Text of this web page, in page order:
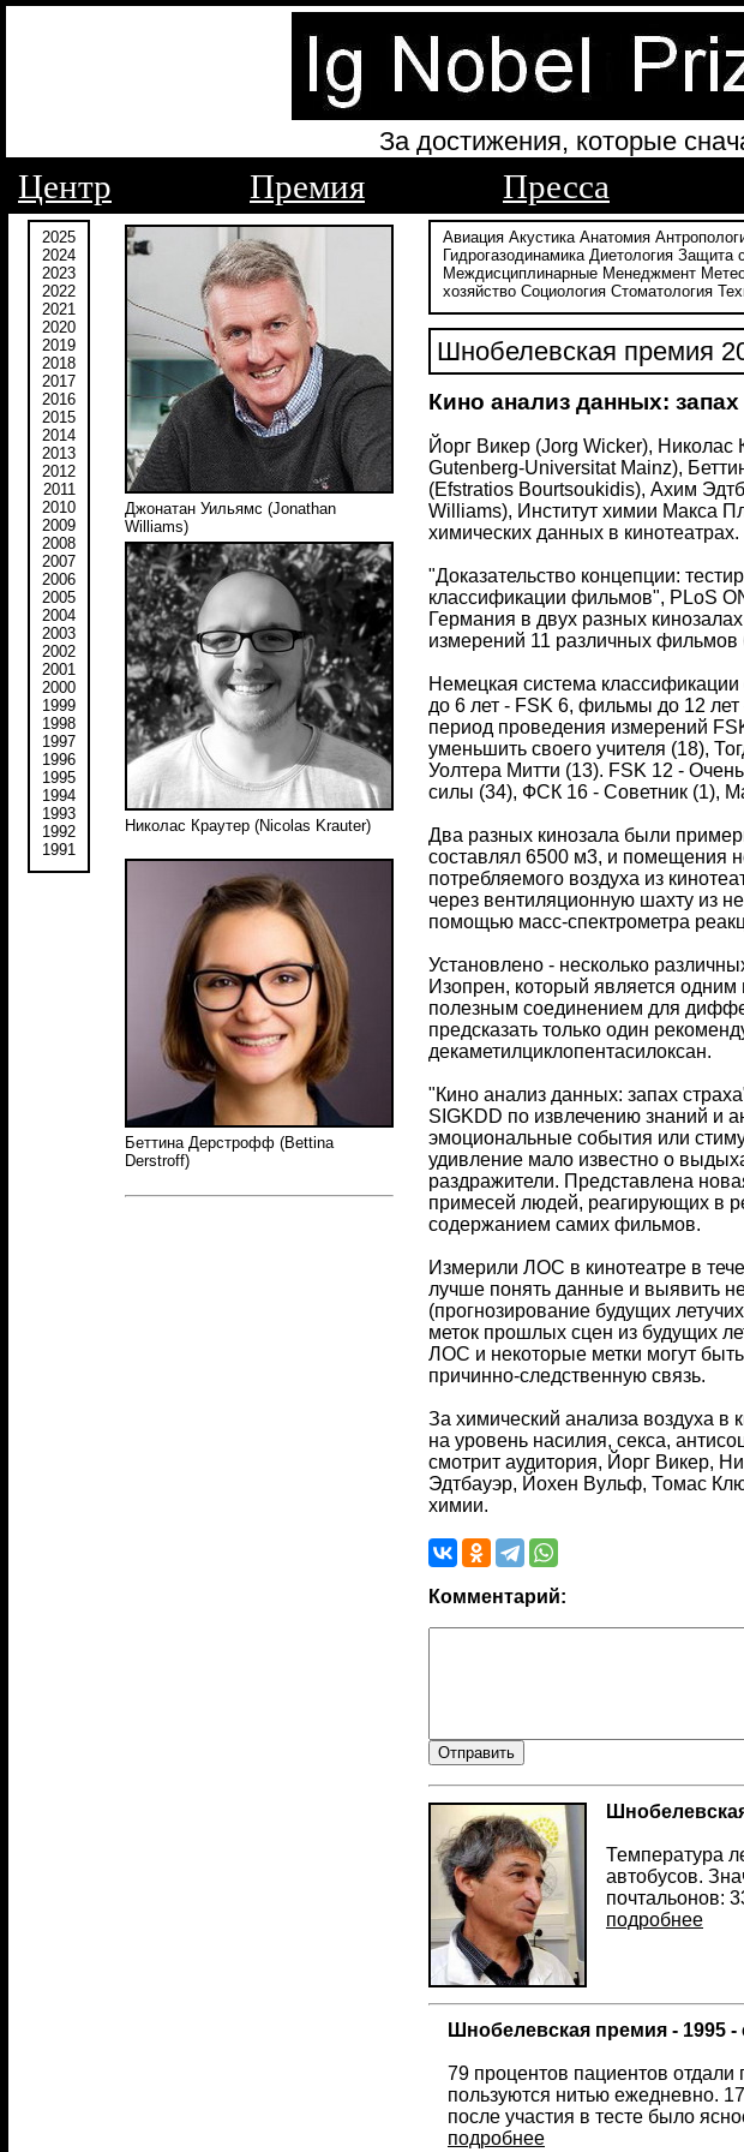
За достижения, которые
Центр Премия Пресса
2025
2024
2023
2022
2021
2020
2019
2018
2017
2016
2015
2014
2013
2012
2011
2010
2009
2008
2007
2006
2005
2004
2003
2002
2001
2000
1999
1998
1997
1996
1995
1994
1993
1992
1991
Джонатан Уильямс (Jonathan
Williams)
Николас Краутер (Nicolas Krauter)
Беттина Дерстрофф (Bettina
Derstroff)
Авиация Акустика Анатомия
Гидрогазодинамика Диетология Защита
Междисциплинарные Менеджмент
хозяйство Социология Стоматология
Шнобелевская премия
Кино анализ данных: запах
Йорг Викер (Jorg Wicker),
Gutenberg-Universitat Mainz),
(Efstratios Bourtsoukidis), Ахим
Williams), Институт химии Макса
химических данных в кинотеатрах.
"Доказательство концепции:
классификации фильмов", PLoS
Германия в двух разных
измерений 11 различных фильмов
Немецкая система
до 6 лет - FSK 6, фильмы до 12
период проведения измерений
уменьшить своего учителя (18),
Уолтера Митти (13). FSK 12 -
силы (34), ФСК 16 - Советник (1),
Два разных кинозала были
составлял 6500 м3, и помещения
потребляемого воздуха из
через вентиляционную шахту из
помощью масс-спектрометра
Установлено - несколько
Изопрен, который является
полезным соединением для
предсказать только один
декаметилциклопентасилоксан.
"Кино анализ данных: запах
SIGKDD по извлечению знаний и
эмоциональные события или
удивление мало известно о
раздражители. Представлена
примесей людей, реагирующих в
содержанием самих фильмов.
Измерили ЛОС в кинотеатре в
лучше понять данные и выявить
(прогнозирование будущих
меток прошлых сцен из будущих
ЛОС и некоторые метки могут
причинно-следственную связь.
За химический анализа воздуха в
на уровень насилия, секса,
смотрит аудитория, Йорг Викер,
Эдтбауэр, Йохен Вульф, Томас
химии.
Комментарий:
Температура
автобусов.
почтальонов:
подробнее
Шнобелевская премия - 1995 -
79 процентов пациентов
пользуются нитью ежедневно.
после участия в тесте было
подробнее